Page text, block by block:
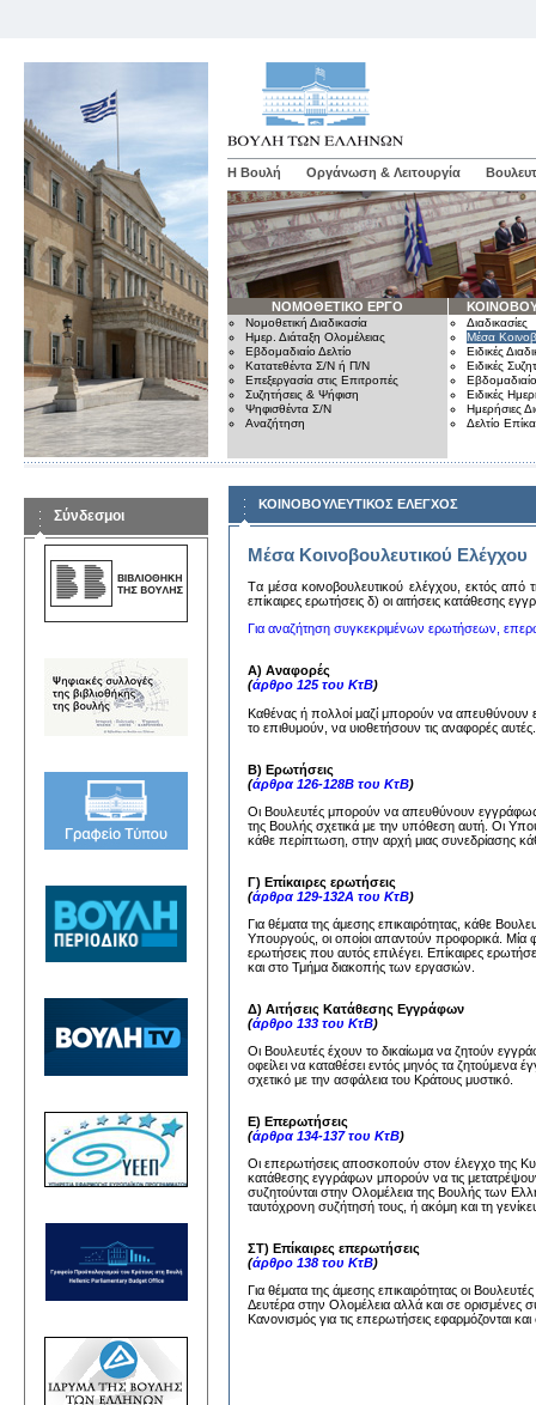
Η Βουλή Οργάνωση & Λειτουργία
ΝΟΜΟΘΕΤΙΚΟ ΕΡΓΟ
Νομοθετική Διαδικασία
Ημερ. Διάταξη Ολομέλειας
Εβδομαδιαίο Δελτίο
Κατατεθέντα Σ/Ν ή Π/Ν
Επεξεργασία στις Επιτροπές
Συζητήσεις & Ψήφιση
Ψηφισθέντα Σ/Ν
Αναζήτηση
Διαδικασίες
Μέσα
Ειδικές
Ειδικές
Εβδομαδιαίο
Ειδικές
Ημερήσιες
Δελτίο
Σύνδεσμοι
ΚΟΙΝΟΒΟΥΛΕΥΤΙΚΟΣ ΕΛΕΓΧΟΣ
Μέσα Κοινοβουλευτικού Ελέγχου
Tα μέσα κoινoβoυλευτικoύ ελέγχoυ, εκτός από
επίκαιρες ερωτήσεις δ) oι αιτήσεις κατάθεσης
Για αναζήτηση συγκεκριμένων ερωτήσεων,
Α) Αναφορές
(άρθρο 125 του ΚτΒ)
Καθένας ή πολλοί μαζί μπορούν να
το επιθυμούν, να υιοθετήσουν τις αναφορές
Β) Ερωτήσεις
(άρθρα 126-128Β του ΚτΒ)
Οι Βουλευτές μπορούν να απευθύνουν
της Βουλής σχετικά με την υπόθεση αυτή. Οι
κάθε περίπτωση, στην αρχή μιας συνεδρίασης
Γ) Επίκαιρες ερωτήσεις
(άρθρα 129-132Α του ΚτΒ)
Για θέματα της άμεσης επικαιρότητας, κάθε
Υπουργούς, οι οποίοι απαντούν προφορικά. Μία
ερωτήσεις που αυτός επιλέγει. Επίκαιρες
και στο Τμήμα διακοπής των εργασιών.
Δ) Αιτήσεις Κατάθεσης Εγγράφων
(άρθρο 133 του ΚτΒ)
Οι Βουλευτές έχουν το δικαίωμα να ζητούν
οφείλει να καταθέσει εντός μηνός τα
σχετικό με την ασφάλεια του Κράτους μυστικό.
Ε) Επερωτήσεις
(άρθρα 134-137 του ΚτΒ)
Οι επερωτήσεις αποσκοπούν στον έλεγχο της
κατάθεσης εγγράφων μπορούν να τις
συζητούνται στην Ολομέλεια της Βουλής των
ταυτόχρονη συζήτησή τους, ή ακόμη και τη
ΣΤ) Επίκαιρες επερωτήσεις
(άρθρο 138 του ΚτΒ)
Για θέματα της άμεσης επικαιρότητας οι
Δευτέρα στην Ολομέλεια αλλά και σε ορισμένες
Κανονισμός για τις επερωτήσεις εφαρμόζονται